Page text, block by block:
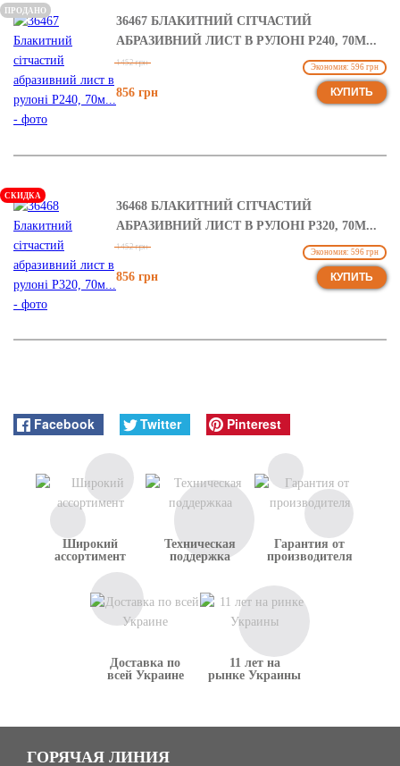
36467 БЛАКИТНИЙ СІТЧАСТИЙ
АБРАЗИВНИЙ ЛИСТ В РУЛОНІ Р240, 70М...
1452 грн Экономия: 596 грн
856 грн КУПИТЬ
ПРОДАНО
36468 БЛАКИТНИЙ СІТЧАСТИЙ
АБРАЗИВНИЙ ЛИСТ В РУЛОНІ Р320, 70М...
1452 грн Экономия: 596 грн
856 грн КУПИТЬ
СКИДКА
Facebook Twitter Pinterest
Широкий
ассортимент
Техническая
поддержка
Гарантия от
производителя
Доставка по
всей Украине
11 лет на
рынке Украины
ГОРЯЧАЯ ЛИНИЯ